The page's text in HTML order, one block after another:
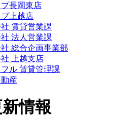
長岡東店
上越店
賃貸営業課
法人営業課
総合企画事業部
上越支店
ル 賃貸管理課
産
情報